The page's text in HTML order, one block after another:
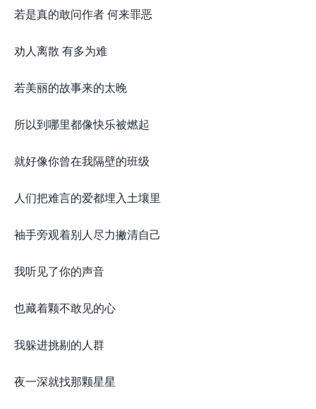
若是真的敢问作者 何来罪恶
劝人离散 有多为难
若美丽的故事来的太晚
所以到哪里都像快乐被燃起
就好像你曾在我隔壁的班级
人们把难言的爱都埋入土壤里
袖手旁观着别人尽力撇清自己
我听见了你的声音
也藏着颗不敢见的心
我躲进挑剔的人群
夜一深就找那颗星星